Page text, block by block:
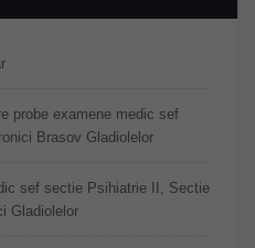
probe examene medic sef
Brasov Gladiolelor
sef sectie Psihiatrie II, Sectie
Gladiolelor